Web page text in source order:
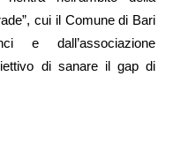
cui il Comune di Bari
e dall’associazione
di sanare il gap di